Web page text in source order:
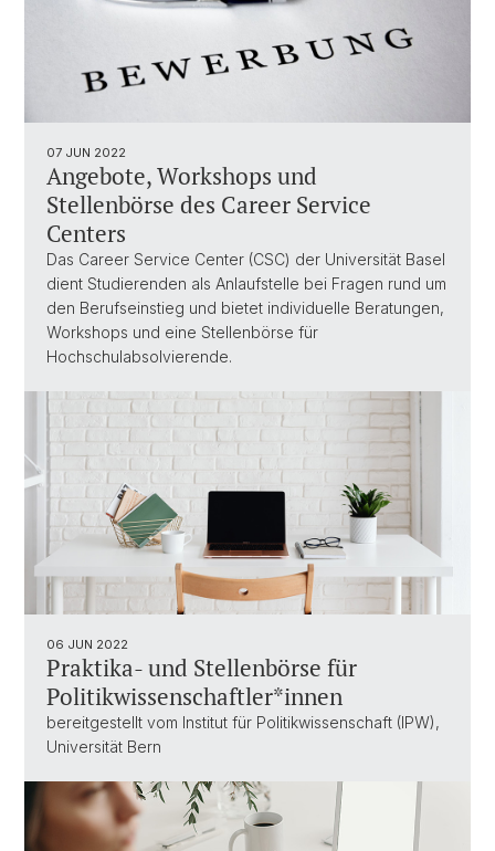
07 JUN 2022
Angebote, Workshops und
Stellenbörse des Career Service
Centers
Das Career Service Center (CSC) der Universität Basel
dient Studierenden als Anlaufstelle bei Fragen rund um
den Berufseinstieg und bietet individuelle Beratungen,
Workshops und eine Stellenbörse für
Hochschulabsolvierende.
06 JUN 2022
Praktika- und Stellenbörse für
Politikwissenschaftler*innen
bereitgestellt vom Institut für Politikwissenschaft (IPW),
Universität Bern